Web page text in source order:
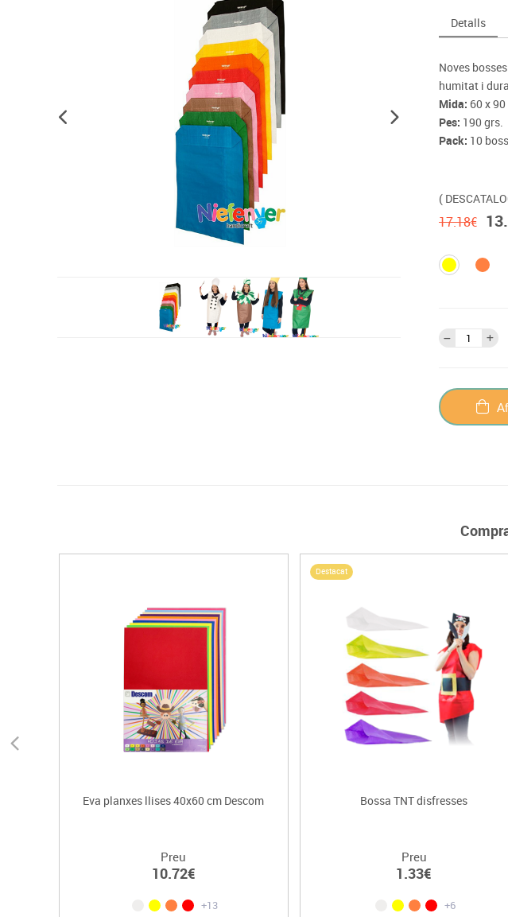
Plastificació, enquadernació i destrucció
Construccions
Espais exteriors
Psicomotricitat
Jocs simbòlics
Mobiliari tecnològic
Monitors interactius
Videoprojecció
Detalls
Noves
humitat i
Mida: 60 x
Pes: 190 grs.
Pack: 10
(
17.18€
Eva planxes llises 40x60 cm Descom
Preu
10.72€
+13
Destacat
Bossa TNT disfresses
Preu
1.33€
+6